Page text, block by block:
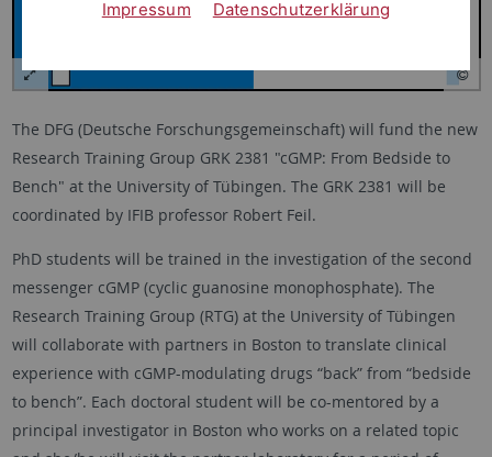
The DFG (Deutsche Forschungsgemeinschaft) will fund the new
Research Training Group GRK 2381 "cGMP: From Bedside to
Bench" at the University of Tübingen. The GRK 2381 will be
coordinated by IFIB professor Robert Feil.
PhD students will be trained in the investigation of the second
messenger cGMP (cyclic guanosine monophosphate). The
Research Training Group (RTG) at the University of Tübingen
will collaborate with partners in Boston to translate clinical
experience with cGMP-modulating drugs “back” from “bedside
to bench”. Each doctoral student will be co-mentored by a
principal investigator in Boston who works on a related topic
Impressum Datenschutzerklärung